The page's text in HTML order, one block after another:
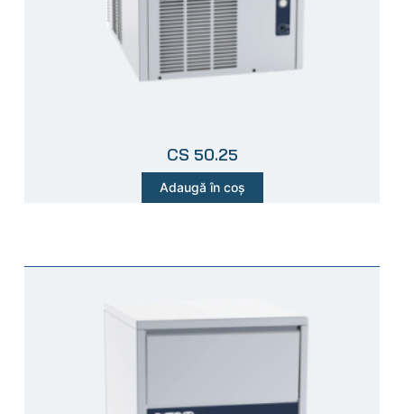
CS 50.25
Adaugă în coș